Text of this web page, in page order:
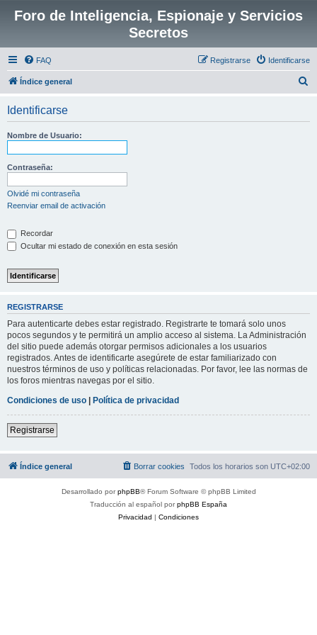
Foro de Inteligencia, Espionaje y Servicios
Secretos
FAQ Identificarse
Registrarse
Índice general
Identificarse
Nombre de Usuario:
Contraseña:
Olvidé mi contraseña
Reenviar email de activación
Recordar
Ocultar mi estado de conexión en esta sesión
REGISTRARSE
Para autenticarte debes estar registrado. Registrarte te tomará solo unos
pocos segundos y te permitirá un amplio acceso al sistema. La Administración
del sitio puede además otorgar permisos adicionales a los usuarios
registrados. Antes de identificarte asegúrete de estar familiarizado con
nuestros términos de uso y políticas relacionadas. Por favor, lee las normas de
los foros mientras navegas por el sitio.
Condiciones de uso | Política de privacidad
Registrarse
Índice general Todos los horarios son UTC+02:00
Borrar cookies
Desarrollado porphpBB® Forum Software © phpBB Limited
Traducción al español porphpBB España
Privacidad | Condiciones